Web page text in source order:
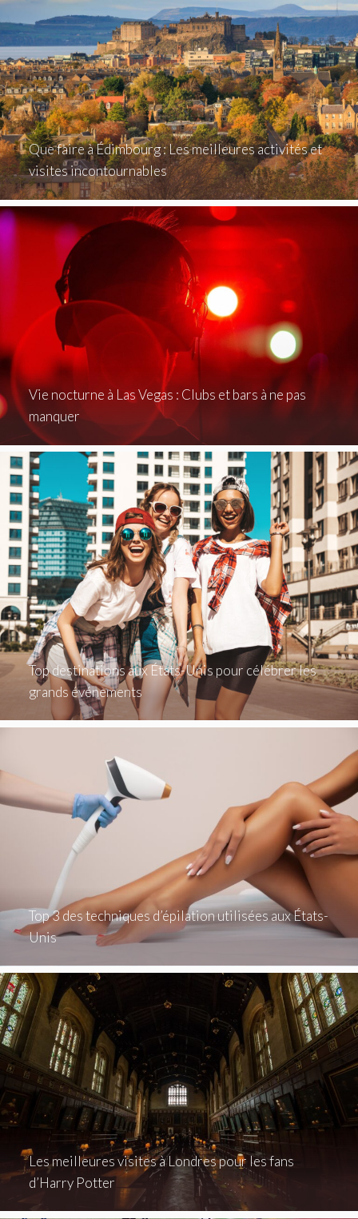
Que faire à Édimbourg : Les meilleures activités et
visites incontournables
Vie nocturne à Las Vegas : Clubs et bars à ne pas
manquer
Top destinations aux États-Unis pour célébrer les
grands événements
Top 3 des techniques d’épilation utilisées aux États-
Unis
Les meilleures visites à Londres pour les fans
d’Harry Potter